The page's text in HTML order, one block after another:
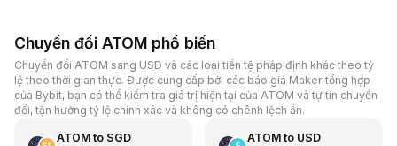
Chuyển đổi ATOM phổ biến
Chuyển đổi ATOM sang USD và các loại tiền tệ pháp định khác theo tỷ
lệ theo thời gian thực. Được cung cấp bởi các báo giá Maker tổng hợp
của Bybit, bạn có thể kiểm tra giá trị hiện tại của ATOM và tự tin chuyển
đổi, tận hưởng tỷ lệ chính xác và không có chênh lệch ẩn.
ATOMto SGD ATOMto USD